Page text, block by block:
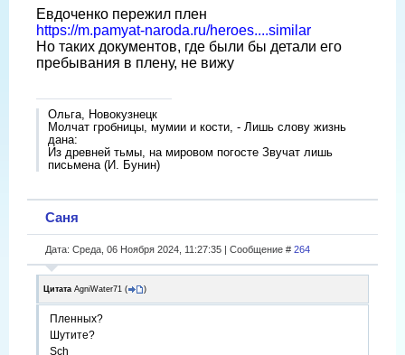
Евдоченко пережил плен
https://m.pamyat-naroda.ru/heroes....similar
Но таких документов, где были бы детали его
пребывания в плену, не вижу
Ольга, Новокузнецк
Молчат гробницы, мумии и кости, - Лишь слову жизнь
дана:
Из древней тьмы, на мировом погосте Звучат лишь
письмена (И. Бунин)
Саня
Дата: Среда, 06 Ноября 2024, 11:27:35 | Сообщение # 264
Цитата AgniWater71 ( )
Пленных?
Шутите?
Sch